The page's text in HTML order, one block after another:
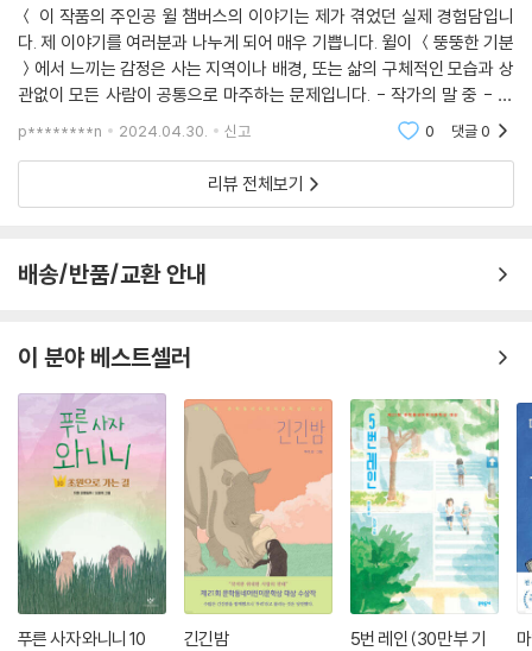
들에게 더 친근하게 다가갈 수 있는 요소이기도 하다. 오늘을 살아가는 우
리에게 첨예한 주제를 아주 밀도 깊게 다루면서도, 그를 색다른 형식으로
풀어낸 《뚱뚱한 기분》. 읽기물에 새로운 패러다임을 제시하며 많은 독자들
을 만나게 되길 기대해 본다.
＜ 이 작품의 주인공 윌 챔버스의 이야기는 제가 겪었던 실제 경험담입니
다. 제 이야기를 여러분과 나누게 되어 매우 기쁩니다. 윌이 ＜뚱뚱한 기분
＞에서 느끼는 감정은 사는 지역이나 배경, 또는 삶의 구체적인 모습과 상
관없이 모든 사람이 공통으로 마주하는 문제입니다. - 작가의 말 중 - ＞
◈ 친구로부터 “너 뚱뚱해!” 라는 놀림을 받은 아이에게 벌어지는 일을 담
은 책이다. 타
p********n 2024.04.30. 신고 0 댓글0
리뷰 전체보기
배송/반품/교환 안내
이 분야 베스트셀러
푸른 사자 와니니 10 긴긴밤
5번 레인 (30만 부 기